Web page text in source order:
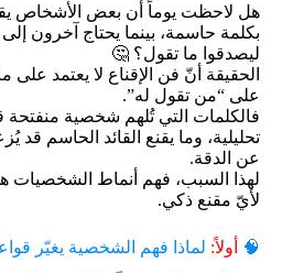
هل لاحظت يوماً أن بعض الأشخاص
بكلمة حاسمة، بينما يحتاج آخرون
ليصدقوا ما تقول؟ 🤔
الحقيقة أنّ فن الإقناع لا يعتمد
على “من تقول له”.
فالكلمات التي تُلهم شخصية منفتحة
تحليلية، وما يقنع القائد الحاسم قد
عن الدقة.
لهذا السبب، فهم أنماط الشخصيات
لأيّ مقنع ذكي.
🧠 أولاً: لماذا فهم الشخصية يغيّر